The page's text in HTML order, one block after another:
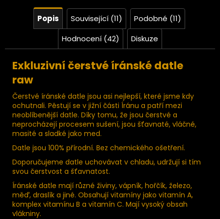
Popis Související (11)
Podobné (11)
Hodnocení (42)
Diskuze
Exkluzivní čerstvé íránské datle
raw
Čerstvé íránské datle jsou asi nejlepší, které jsme kdy
ochutnali. Pěstují se v jižní části Íránu a patří mezi
neoblíbenější datle. Díky tomu, že jsou čerstvé a
neprocházejí procesem sušení, jsou šťavnaté, vláčné,
masité a sladké jako med.
Datle jsou 100% přírodní. Bez chemického ošetření.
Doporučujeme datle uchovávat v chladu, udržují si tím
svou čerstvost a šťavnatost.
Íránské datle mají různé živiny, vápník, hořčík, železo,
měď, draslík a jiné. Obsahují vitamíny jako vitamín A,
komplex vitamínu B a vitamín C. Mají vysoký obsah
vlákniny.